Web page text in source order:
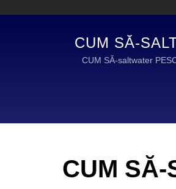
CUM SĂ-
CUM SĂ-saltwater
CUM SĂ-